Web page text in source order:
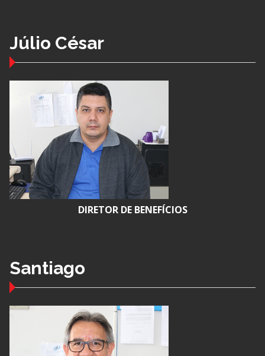
Júlio César
DIRETOR DE BENEFÍCIOS
Santiago